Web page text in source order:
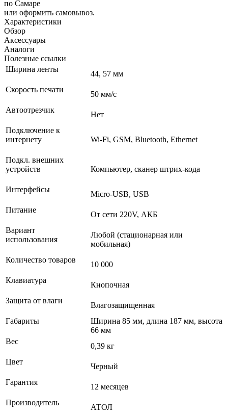
по Самаре
или оформить самовывоз.
Характеристики
Обзор
Аксессуары
Аналоги
Полезные ссылки
Ширина ленты
44, 57 мм
Скорость печати
50 мм/с
Автоотрезчик
Нет
Подключение к
интернету
Wi-Fi, GSM, Bluetooth, Ethernet
Подкл. внешних
устройств
Компьютер, сканер штрих-кода
Интерфейсы
Micro-USB, USB
Питание
От сети 220V, АКБ
Вариант
использования
Любой (стационарная или
мобильная)
Количество товаров
10 000
Клавиатура
Кнопочная
Защита от влаги
Влагозащищенная
Габариты
Ширина 85 мм, длина 187 мм, высота
66 мм
Вес
0,39 кг
Цвет
Черный
Гарантия
12 месяцев
Производитель
АТОЛ